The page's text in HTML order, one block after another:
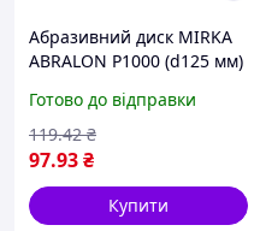
Абразивний диск MIRKA
ABRALON P1000 (d125 мм)
Готово до відправки
97.93₴
119.42 ₴
Купити